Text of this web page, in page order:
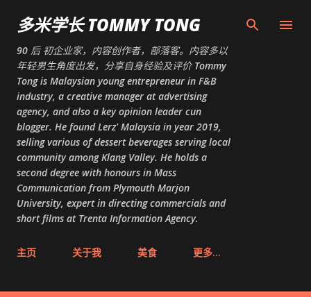
跳至主要内容
多米学长 TOMMY TONG
90 后 初企业家，内容创作者，部落客。内容多以
年轻男生角度出发，分享自身经验及评价 Tommy
Tong is Malaysian young entrepreneur in F&B
industry, a creative manager at advertising
agency, and also a key opinion leader cun
blogger. He found Lerz' Malaysia in year 2019,
selling various of dessert beverages serving local
community among Klang Valley. He holds a
second degree with honours in Mass
Communication from Plymouth Marjon
University, expert in directing commercials and
short films at Trenta Information Agency.
主页 关于我 美食 更多…